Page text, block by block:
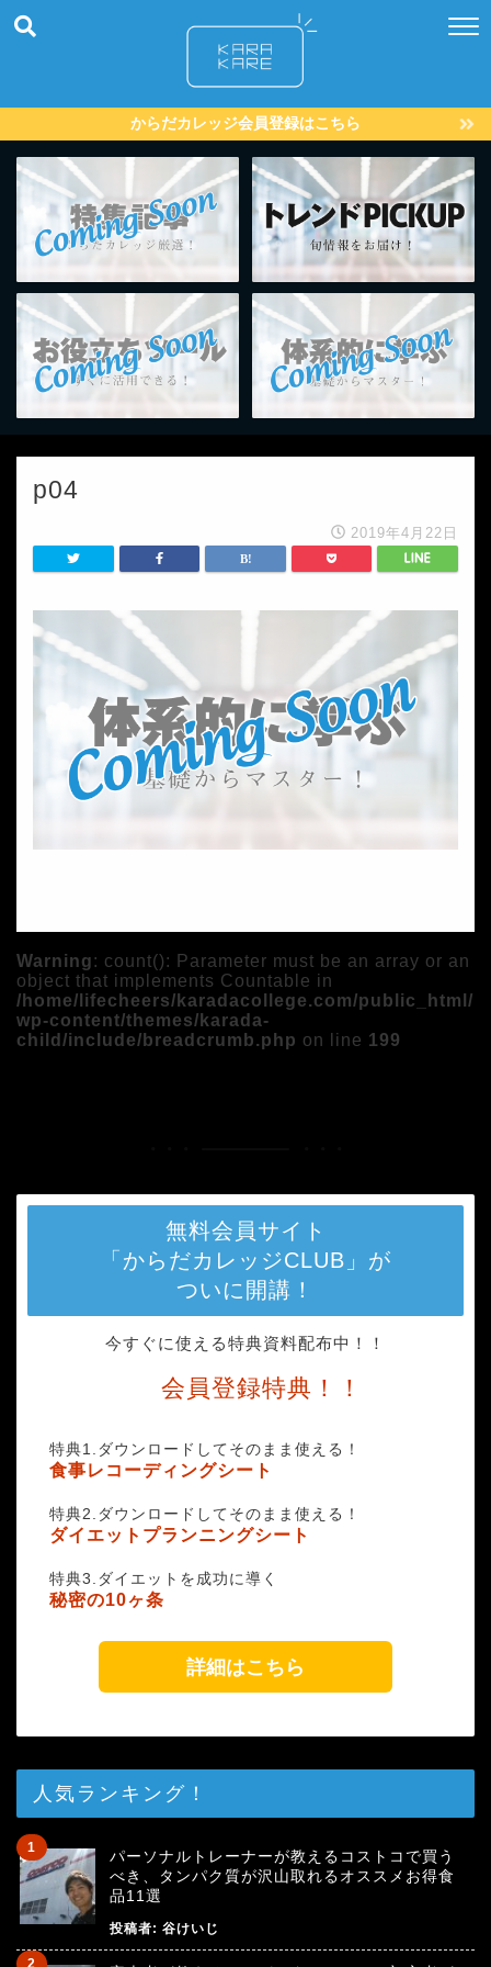
からだカレッジ会員登録はこちら
p04
2019年4月22日
Warning: count(): Parameter must be an array or an
object that implements Countable in
/home/lifecheers/karadacollege.com/public_html/
wp-content/themes/karada-
child/include/breadcrumb.php on line 199
無料会員サイト
「からだカレッジCLUB」が
ついに開講！
今すぐに使える特典資料配布中！！
会員登録特典！！
特典1.ダウンロードしてそのまま使える！
食事レコーディングシート
特典2.ダウンロードしてそのまま使える！
ダイエットプランニングシート
特典3.ダイエットを成功に導く
秘密の10ヶ条
詳細はこちら
人気ランキング！
パーソナルトレーナーが教えるコストコで買う
べき、タンパク質が沢山取れるオススメお得食
品11選
投稿者: 谷けいじ